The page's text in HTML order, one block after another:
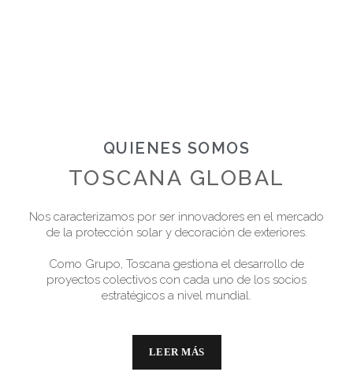
QUIENES SOMOS
TOSCANA GLOBAL
Nos caracterizamos por ser innovadores en el mercado
de la protección solar y decoración de exteriores.
Como Grupo, Toscana gestiona el desarrollo de
proyectos colectivos con cada uno de los socios
estratégicos a nivel mundial.
LEER MÁS